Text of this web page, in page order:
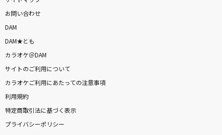
お問い合わせ
DAM
DAM★とも
カラオケ＠DAM
サイトのご利用について
カラオケご利用にあたっての注意事項
利用規約
特定商取引法に基づく表示
プライバシーポリシー